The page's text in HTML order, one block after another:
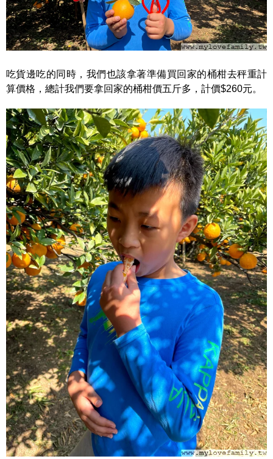
吃貨邊吃的同時，我們也該拿著準備買回家的桶柑去秤重計
算價格，總計我們要拿回家的桶柑價五斤多，計價$260元。